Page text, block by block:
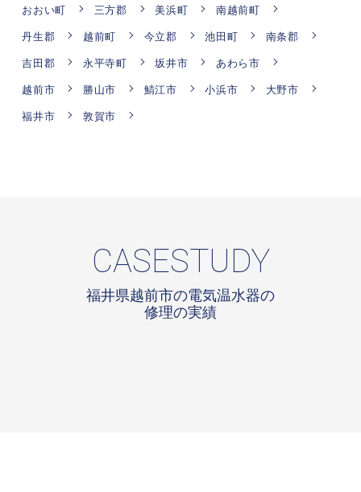
おおい町
三方郡 美浜町
南越前町
丹生郡
越前町 今立郡 池田町
南条郡
吉田郡
永平寺町 坂井市
あわら市
越前市
勝山市 鯖江市 小浜市
大野市
福井市
敦賀市
CASESTUDY
福井県越前市の電気温水器の
修理の実績